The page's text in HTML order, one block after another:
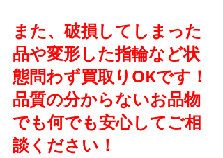
また、破損してしまった
品や変形した指輪など状
態問わず買取りOKです！
品質の分からないお品物
でも何でも安心してご相
談ください！